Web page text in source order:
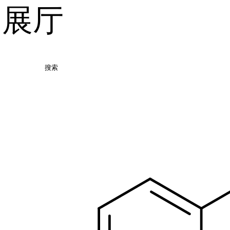
厅
搜索